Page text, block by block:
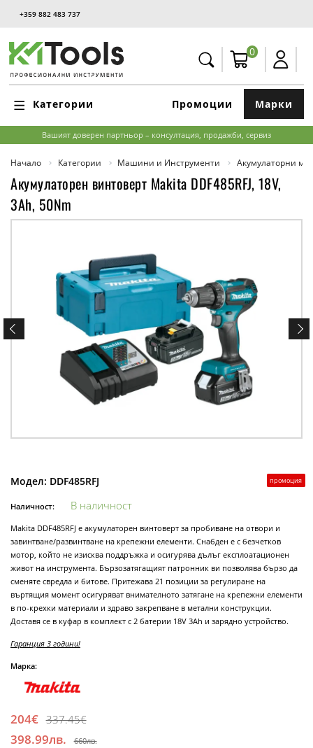
+359 882 483 737
0
Категории Марки
Промоции
Вашият доверен партньор – консултация, продажби, сервиз
Начало Категории Машини и Инструменти Акумулаторни
Акумулаторен винтоверт Makita DDF485RFJ, 18V,
3Ah, 50Nm
промоция
Модел: DDF485RFJ
Наличност: В наличност
Makita DDF485RFJ е акумулаторен винтоверт за пробиване на отвори и
завинтване/развинтване на крепежни елементи. Снабден е с безчетков
мотор, който не изисква поддръжка и осигурява дълъг експлоатационен
живот на инструмента. Бързозатягащият патронник ви позволява бързо да
сменяте свредла и битове. Притежава 21 позиции за регулиране на
въртящия момент осигуряват внимателното затягане на крепежни елементи
в по-крехки материали и здраво закрепване в метални конструкции.
Доставя се в куфар в комплект с 2 батерии 18V 3Ah и зарядно устройство.
Гаранция 3 години!
Марка:
204€ 337.45€
398.99лв. 660лв.